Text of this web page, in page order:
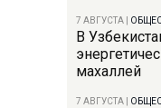
7 АВГУСТА
В
махаллей
7 АВГУСТА